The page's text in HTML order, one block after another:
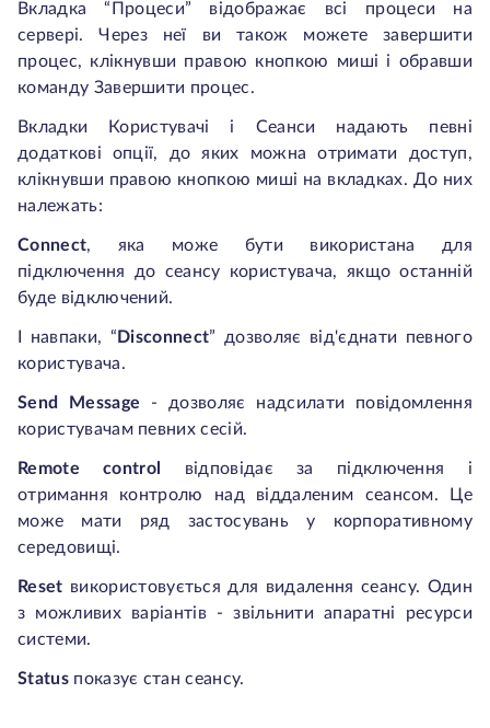
Вкладка “Процеси” відображає всі процеси на
сервері. Через неї ви також можете завершити
процес, клікнувши правою кнопкою миші і обравши
команду Завершити процес.
Вкладки Користувачі і Сеанси надають певні
додаткові опції, до яких можна отримати доступ,
клікнувши правою кнопкою миші на вкладках. До них
належать:
Connect, яка може бути використана для
підключення до сеансу користувача, якщо останній
буде відключений.
І навпаки, “ Disconnect” дозволяє від'єднати певного
користувача.
Send Message - дозволяє надсилати повідомлення
користувачам певних сесій.
Remote control
відповідає за підключення і
отримання контролю над віддаленим сеансом. Це
може мати ряд застосувань у корпоративному
середовищі.
Reset використовується для видалення сеансу. Один
з можливих варіантів - звільнити апаратні ресурси
системи.
Statusпоказує стан сеансу.